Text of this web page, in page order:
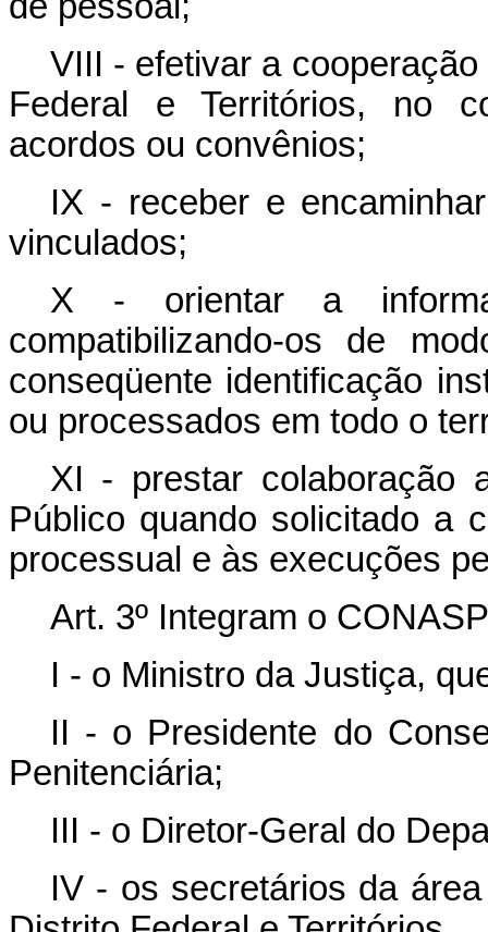
VIII - efetivar a
Federal e Territórios, no
acordos ou convênios;
IX - receber e
vinculados;
X - orientar a
compatibilizando-os de
conseqüente identificação
ou processados em todo o
XI - prestar colaboração
Público quando solicitado a
processual e às execuções
Art. 3º Integram o
I - o Ministro da Justiça,
II - o Presidente do
Penitenciária;
III - o Diretor-Geral do
IV - os secretários da